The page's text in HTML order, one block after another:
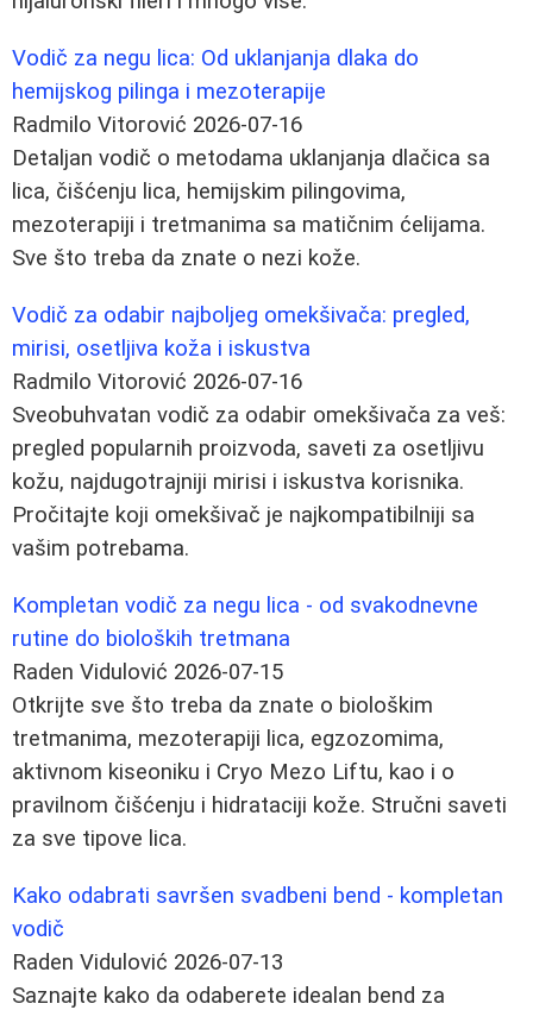
Vodič za negu lica: Od uklanjanja dlaka do
hemijskog pilinga i mezoterapije
Radmilo Vitorović 2026-07-16
Detaljan vodič o metodama uklanjanja dlačica sa
lica, čišćenju lica, hemijskim pilingovima,
mezoterapiji i tretmanima sa matičnim ćelijama.
Sve što treba da znate o nezi kože.
Vodič za odabir najboljeg omekšivača: pregled,
mirisi, osetljiva koža i iskustva
Radmilo Vitorović 2026-07-16
Sveobuhvatan vodič za odabir omekšivača za veš:
pregled popularnih proizvoda, saveti za osetljivu
kožu, najdugotrajniji mirisi i iskustva korisnika.
Pročitajte koji omekšivač je najkompatibilniji sa
vašim potrebama.
Kompletan vodič za negu lica - od svakodnevne
rutine do bioloških tretmana
Raden Vidulović 2026-07-15
Otkrijte sve što treba da znate o biološkim
tretmanima, mezoterapiji lica, egzozomima,
aktivnom kiseoniku i Cryo Mezo Liftu, kao i o
pravilnom čišćenju i hidrataciji kože. Stručni saveti
za sve tipove lica.
Kako odabrati savršen svadbeni bend - kompletan
vodič
Raden Vidulović 2026-07-13
Saznajte kako da odaberete idealan bend za